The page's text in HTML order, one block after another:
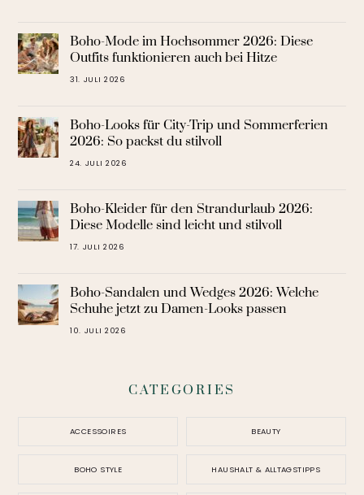
Boho-Mode im Hochsommer 2026: Diese
Outfits funktionieren auch bei Hitze
31. JULI 2026
Boho-Looks für City-Trip und Sommerferien
2026: So packst du stilvoll
24. JULI 2026
Boho-Kleider für den Strandurlaub 2026:
Diese Modelle sind leicht und stilvoll
17. JULI 2026
Boho-Sandalen und Wedges 2026: Welche
Schuhe jetzt zu Damen-Looks passen
10. JULI 2026
CATEGORIES
ACCESSOIRES BEAUTY
BOHO STYLE HAUSHALT & ALLTAGSTIPPS